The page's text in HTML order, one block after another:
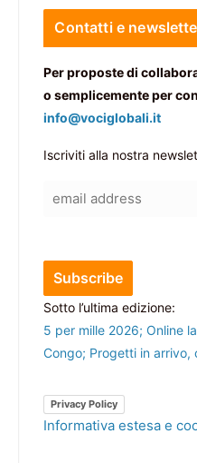
Contatti e
Per proposte di
o semplicemente per
info@vociglobali.it
Iscriviti alla nostra
Sotto l’ultima edizione:
5 per mille 2026; Online
Congo; Progetti in arrivo,
Privacy Policy
Informativa estesa e